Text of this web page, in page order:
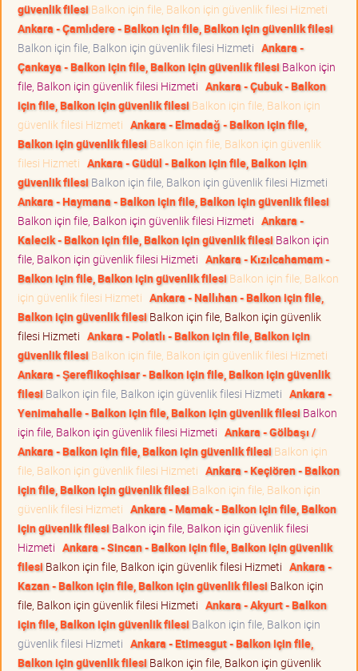
güvenlik filesi Balkon için file, Balkon için güvenlik filesi Hizmeti
Ankara - Çamlıdere - Balkon için file, Balkon için güvenlik filesi
Balkon için file, Balkon için güvenlik filesi Hizmeti Ankara -
Çankaya - Balkon için file, Balkon için güvenlik filesi Balkon için
file, Balkon için güvenlik filesi Hizmeti Ankara - Çubuk - Balkon
için file, Balkon için güvenlik filesi Balkon için file, Balkon için
güvenlik filesi Hizmeti Ankara - Elmadağ - Balkon için file,
Balkon için güvenlik filesi Balkon için file, Balkon için güvenlik
filesi Hizmeti Ankara - Güdül - Balkon için file, Balkon için
güvenlik filesi Balkon için file, Balkon için güvenlik filesi Hizmeti
Ankara - Haymana - Balkon için file, Balkon için güvenlik filesi
Balkon için file, Balkon için güvenlik filesi Hizmeti Ankara -
Kalecik - Balkon için file, Balkon için güvenlik filesi Balkon için
file, Balkon için güvenlik filesi Hizmeti Ankara - Kızılcahamam -
Balkon için file, Balkon için güvenlik filesi Balkon için file, Balkon
için güvenlik filesi Hizmeti Ankara - Nallıhan - Balkon için file,
Balkon için güvenlik filesi Balkon için file, Balkon için güvenlik
filesi Hizmeti Ankara - Polatlı - Balkon için file, Balkon için
güvenlik filesi Balkon için file, Balkon için güvenlik filesi Hizmeti
Ankara - Şereflikoçhisar - Balkon için file, Balkon için güvenlik
filesi Balkon için file, Balkon için güvenlik filesi Hizmeti Ankara -
Yenimahalle - Balkon için file, Balkon için güvenlik filesi Balkon
için file, Balkon için güvenlik filesi Hizmeti Ankara - Gölbaşı /
Ankara - Balkon için file, Balkon için güvenlik filesi Balkon için
file, Balkon için güvenlik filesi Hizmeti Ankara - Keçiören - Balkon
için file, Balkon için güvenlik filesi Balkon için file, Balkon için
güvenlik filesi Hizmeti Ankara - Mamak - Balkon için file, Balkon
için güvenlik filesi Balkon için file, Balkon için güvenlik filesi
Hizmeti Ankara - Sincan - Balkon için file, Balkon için güvenlik
filesi Balkon için file, Balkon için güvenlik filesi Hizmeti Ankara -
Kazan - Balkon için file, Balkon için güvenlik filesi Balkon için
file, Balkon için güvenlik filesi Hizmeti Ankara - Akyurt - Balkon
için file, Balkon için güvenlik filesi Balkon için file, Balkon için
güvenlik filesi Hizmeti Ankara - Etimesgut - Balkon için file,
Balkon için güvenlik filesi Balkon için file, Balkon için güvenlik